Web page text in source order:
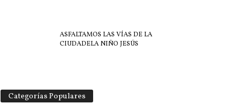
ASFALTAMOS LAS VÍAS DE LA
CIUDADELA NIÑO JESÚS
Categorías Populares